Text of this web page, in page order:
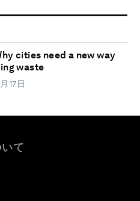
cities need a new way
waste
17日
て